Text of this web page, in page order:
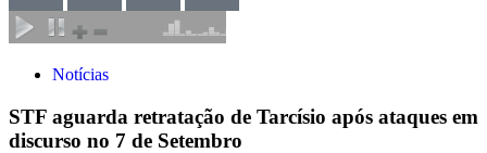
Notícias
STF aguarda retratação de Tarcísio após ataques em
discurso no 7 de Setembro